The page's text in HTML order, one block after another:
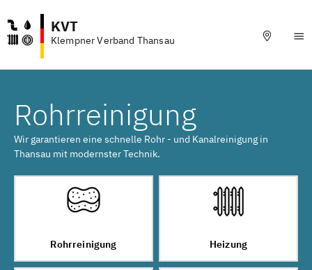
KVT
Klempner Verband Thansau
Rohrreinigung
Wir garantieren eine schnelle Rohr - und Kanalreinigung in
Thansau mit modernster Technik.
Rohrreinigung Heizung